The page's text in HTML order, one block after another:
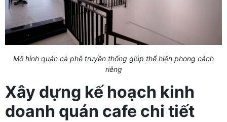
Mô hình quán cà phê truyền thống giúp thể hiện phong cách
riêng
Xây dựng kế hoạch kinh
doanh quán cafe chi tiết